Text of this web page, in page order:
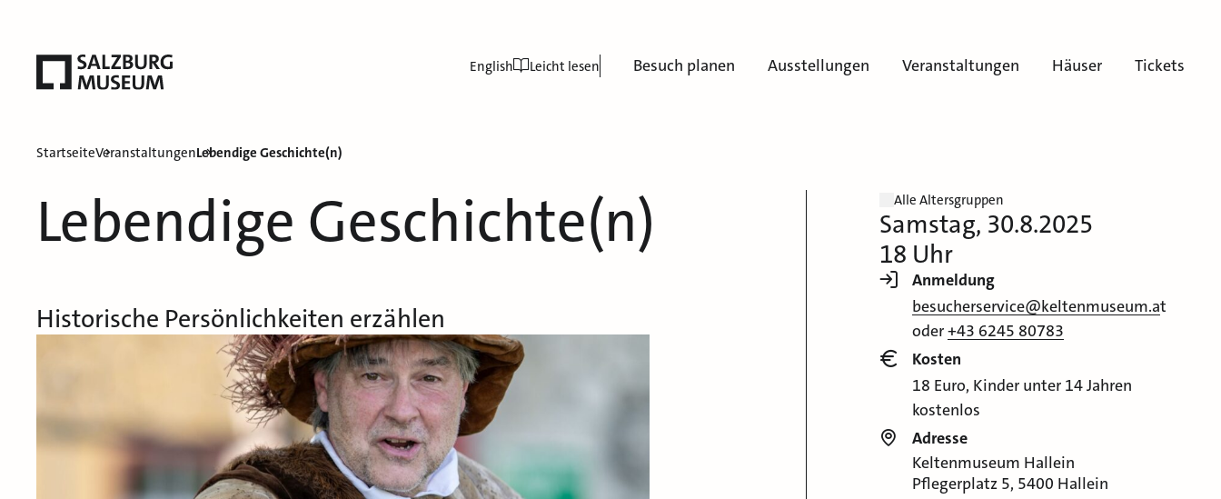
Besuch planen Ausstellungen Veranstaltungen Häuser Tickets
English Leicht lesen
StartseiteVeranstaltungenLebendige Geschichte(n)
Lebendige Geschichte(n)
Historische Persönlichkeiten erzählen
Alle Altersgruppen
Samstag, 30.8.2025
18 Uhr
Anmeldung
besucherservice@keltenmuseum.at
oder+43 6245 80783
Kosten
18 Euro, Kinder unter 14 Jahren
kostenlos
Adresse
Keltenmuseum Hallein
Pflegerplatz 5, 5400 Hallein